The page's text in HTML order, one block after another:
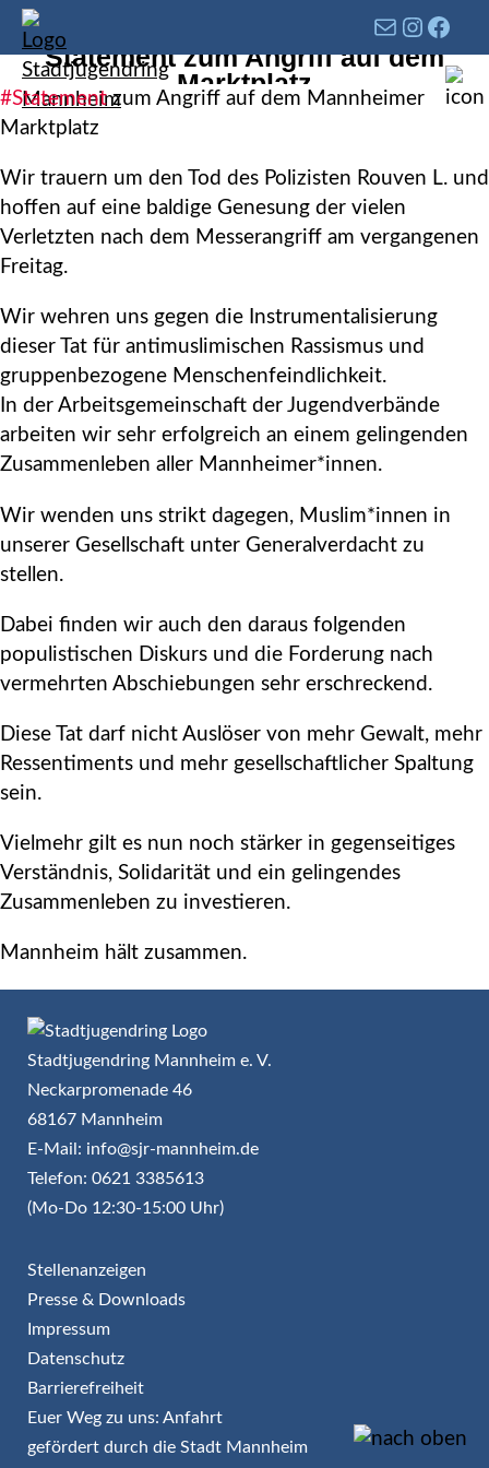
Statement zum Angriff auf dem
Marktplatz
#Statementzum Angriff auf dem Mannheimer
Marktplatz
Wir trauern um den Tod des Polizisten Rouven L. und
hoffen auf eine baldige Genesung der vielen
Verletzten nach dem Messerangriff am vergangenen
Freitag.
Wir wehren uns gegen die Instrumentalisierung
dieser Tat für antimuslimischen Rassismus und
gruppenbezogene Menschenfeindlichkeit.
In der Arbeitsgemeinschaft der Jugendverbände
arbeiten wir sehr erfolgreich an einem gelingenden
Zusammenleben aller Mannheimer*innen.
Wir wenden uns strikt dagegen, Muslim*innen in
unserer Gesellschaft unter Generalverdacht zu
stellen.
Dabei finden wir auch den daraus folgenden
populistischen Diskurs und die Forderung nach
vermehrten Abschiebungen sehr erschreckend.
Diese Tat darf nicht Auslöser von mehr Gewalt, mehr
Ressentiments und mehr gesellschaftlicher Spaltung
sein.
Vielmehr gilt es nun noch stärker in gegenseitiges
Verständnis, Solidarität und ein gelingendes
Zusammenleben zu investieren.
Mannheim hält zusammen.
Stadtjugendring Mannheim e. V.
Neckarpromenade 46
68167 Mannheim
E-Mail: info@sjr-mannheim.de
Telefon: 0621 3385613
(Mo-Do 12:30-15:00 Uhr)
Stellenanzeigen
Presse & Downloads
Impressum
Datenschutz
Barrierefreiheit
Euer Weg zu uns: Anfahrt
gefördert durch die Stadt Mannheim